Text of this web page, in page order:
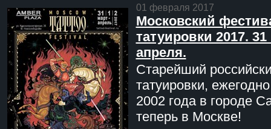
01 февраля 2017
Московский
татуировки 2017. 31
апреля.
Старейший
татуировки,
2002 года в городе
теперь в Москве!